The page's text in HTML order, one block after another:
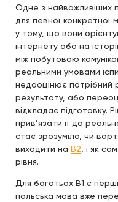
Одне з найважливіших
для певної
у тому, що вони
інтернету або на
між побутовою
реальними умовами
недооцінює потрібний
результату, або
відкладає підготовку.
прив’язати її до
стає зрозуміло, чи
виходити на B2 , і як
рівня.
Для багатьох B1 є
польська мова вже